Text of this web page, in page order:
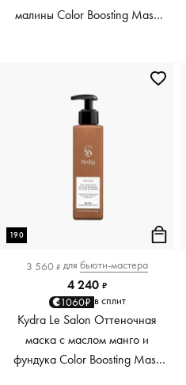
малины Color Boosting Mask
190
3 560 ₽ для бьюти-мастера
4 240 ₽
1060₽ в сплит
Kydra Le Salon Оттеночная
маска с маслом манго и
фундука Color Boosting Mask